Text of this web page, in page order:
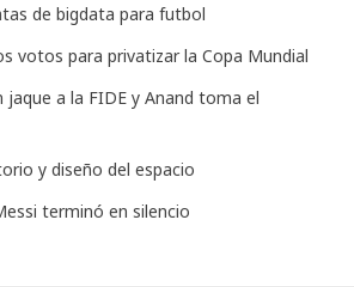
de bigdata para futbol
votos para privatizar la Copa Mundial
jaque a la FIDE y Anand toma el
y diseño del espacio
terminó en silencio